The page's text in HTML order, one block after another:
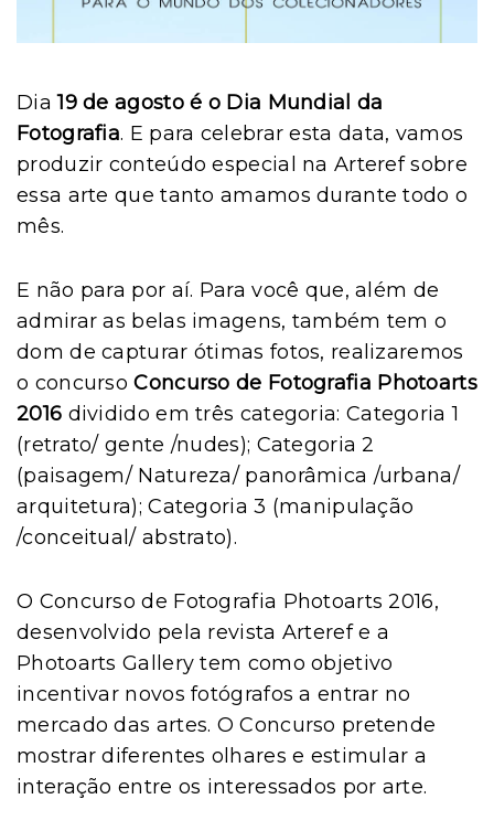
Dia19 de agosto é o Dia Mundial da
Fotografia. E para celebrar esta data, vamos
produzir conteúdo especial na Arteref sobre
essa arte que tanto amamos durante todo o
mês.
E não para por aí. Para você que, além de
admirar as belas imagens, também tem o
dom de capturar ótimas fotos, realizaremos
o concursoConcurso de Fotografia Photoarts
2016 dividido em três categoria: Categoria 1
(retrato/ gente /nudes); Categoria 2
(paisagem/ Natureza/ panorâmica /urbana/
arquitetura); Categoria 3 (manipulação
/conceitual/ abstrato).
O Concurso de Fotografia Photoarts 2016,
desenvolvido pela revista Arteref e a
Photoarts Gallery tem como objetivo
incentivar novos fotógrafos a entrar no
mercado das artes. O Concurso pretende
mostrar diferentes olhares e estimular a
interação entre os interessados por arte.